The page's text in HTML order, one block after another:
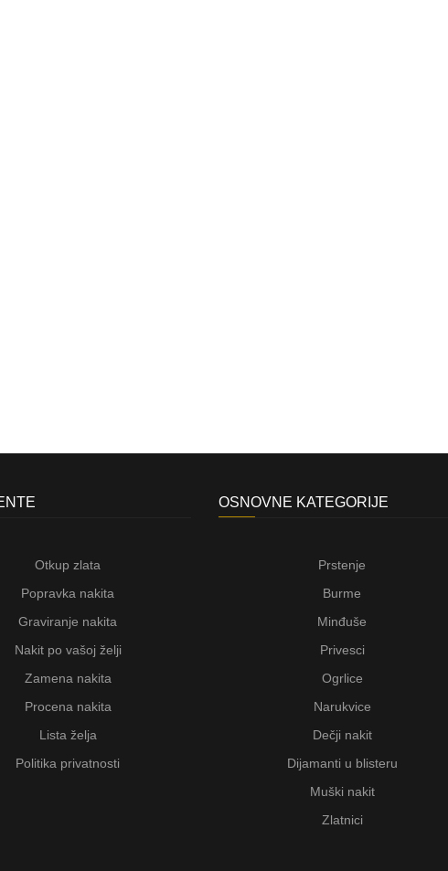
Otkup zlata
Popravka nakita
Graviranje nakita
Nakit po vašoj želji
Zamena nakita
Procena nakita
Lista želja
Politika privatnosti
OSNOVNE KATEGORIJE
Prstenje
Burme
Minđuše
Privesci
Ogrlice
Narukvice
Dečji nakit
Dijamanti u blisteru
Muški nakit
Zlatnici